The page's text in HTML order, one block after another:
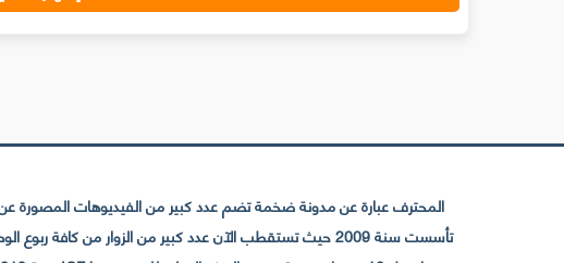
المحترف عبارة عن مدونة ضخمة تضم عدد كبير من الفيديوهات المصورة